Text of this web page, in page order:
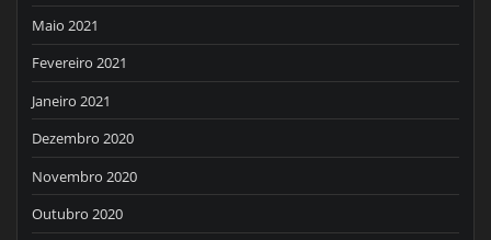
Maio 2021
Fevereiro 2021
Janeiro 2021
Dezembro 2020
Novembro 2020
Outubro 2020